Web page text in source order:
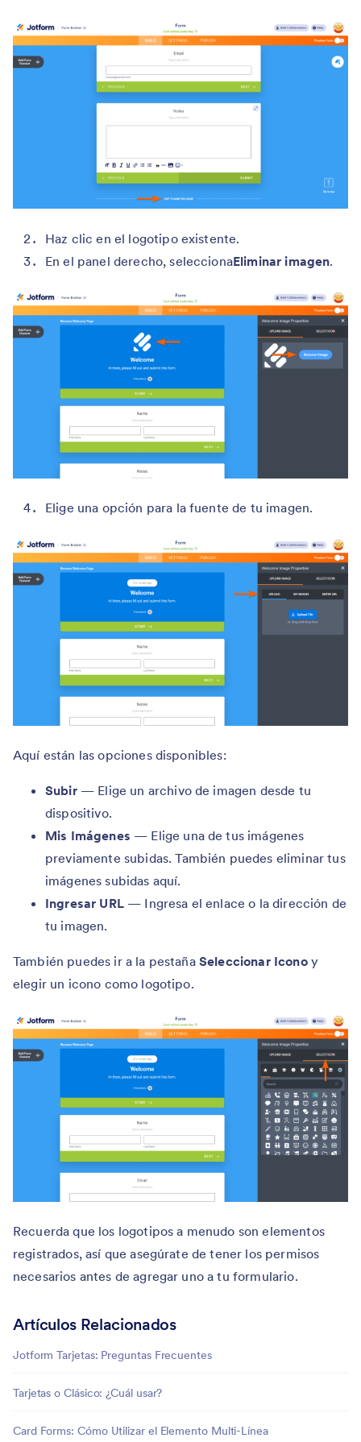
Haz clic en el logotipo existente.
En el panel derecho, seleccionaEliminar imagen.
Elige una opción para la fuente de tu imagen.
Aquí están las opciones disponibles:
Subir— Elige un archivo de imagen desde tu
dispositivo.
Mis Imágenes — Elige una de tus imágenes
previamente subidas. También puedes eliminar tus
imágenes subidas aquí.
Ingresar URL— Ingresa el enlace o la dirección de
tu imagen.
También puedes ir a la pestaña Seleccionar Iconoy
elegir un icono como logotipo.
Recuerda que los logotipos a menudo son elementos
registrados, así que asegúrate de tener los permisos
necesarios antes de agregar uno a tu formulario.
Artículos Relacionados
Jotform Tarjetas: Preguntas Frecuentes
Tarjetas o Clásico: ¿Cuál usar?
Card Forms: Cómo Utilizar el Elemento Multi-Línea